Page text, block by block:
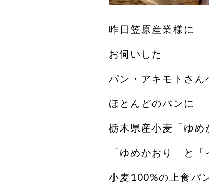
昨日笠原産業様に
お伺いした
パン・アキモトさん
ほとんどのパンに
栃木県産小麦「ゆめ
「ゆめかおり」と
小麦100%の上食パ